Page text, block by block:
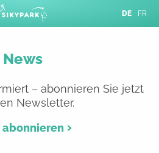
DE FR
News
– abonnieren Sie jetzt
Newsletter.
abonnieren